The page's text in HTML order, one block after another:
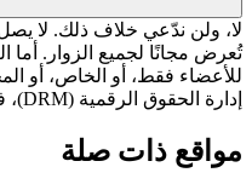
لا، ولن ندّعي خلاف ذلك. لا يصل
تُعرض مجانًا لجميع الزوار.
للأعضاء فقط، أو الخاص، أو
إدارة الحقوق الرقمية (DRM)، فهو محظور عمدًا.
مواقع ذات صلة